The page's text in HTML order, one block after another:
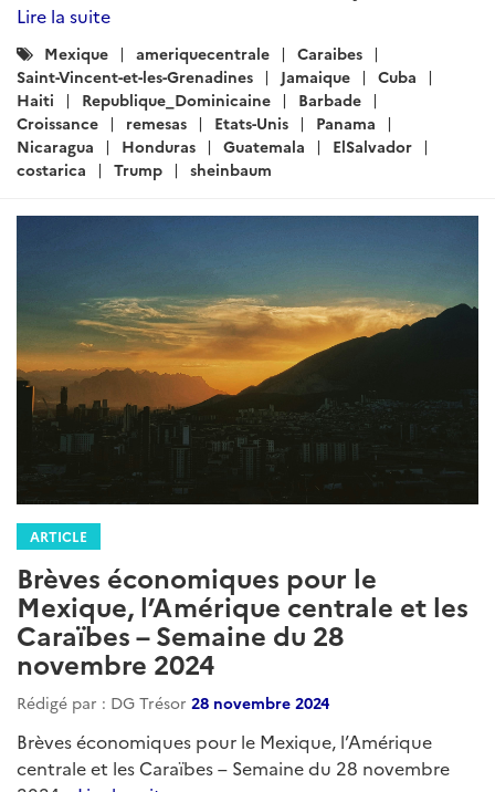
septembre 2025
Rédigé par : DG Trésor05 septembre 2025
Brèves économiques pour le Mexique, l’Amérique
centrale et les Caraïbes – Semaine du 04 septembre
2025...Lire la suite
:
Panama
CostaRica ElSalvador
Cuba
ARTICLE
Brèves économiques pour le
Mexique, l’Amérique centrale et les
Caraïbes – Semaine du 31 juillet
2025
Rédigé par : DG Trésor31 juillet 2025